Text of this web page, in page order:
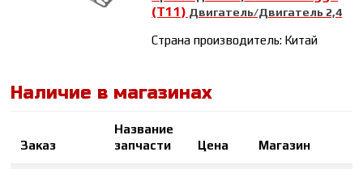
(T11) Двигатель/Двигатель 2,4
Страна производитель: Китай
Наличие в магазинах
Заказ
Название
запчасти
Цена Магазин